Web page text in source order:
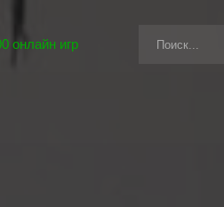
онлайн игр
а также игры, которые могут